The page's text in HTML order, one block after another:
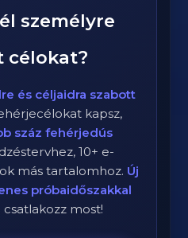
személyre
célokat?
és céljaidra szabott
kapsz,
száz fehérjedús
10+ e-
más tartalomhoz. Új
próbaidőszakkal
most!